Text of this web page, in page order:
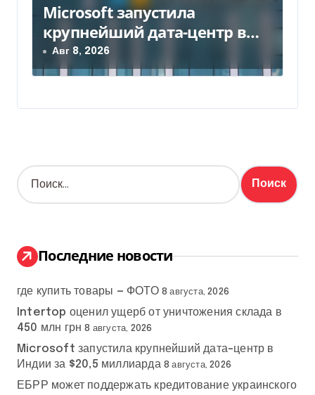
Microsoft запустила
крупнейший дата-центр в
Индии за $20,5 миллиарда
Авг 8, 2026
Н
а
:
Последние новости
где купить товары — ФОТО 8 августа, 2026
Intertop оценил ущерб от уничтожения склада в
450 млн грн 8 августа, 2026
Microsoft запустила крупнейший дата-центр в
Индии за $20,5 миллиарда 8 августа, 2026
ЕБРР может поддержать кредитование украинского